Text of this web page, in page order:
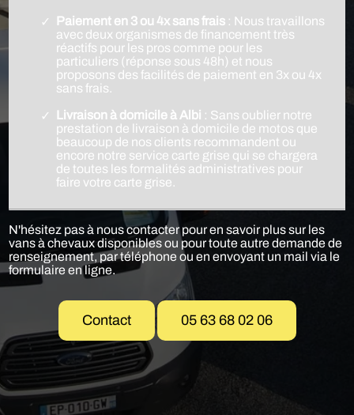
Paiement en 3 ou 4x sans frais : Nous travaillons
avec deux organismes de financement très
réactifs pour les pros comme pour les
particuliers (réponse sous 48h) et nous
proposons des facilités de paiement en 3x ou 4x
sans frais.
Livraison à domicile à Albi : Sans oublier notre
prestation de livraison à domicile de motos que
beaucoup de nos clients recommandent ou
encore notre service carte grise qui se chargera
de toutes les formalités administratives pour
faire votre carte grise.
N'hésitez pas à nous contacter pour en savoir plus sur les
vans à chevaux disponibles ou pour toute autre demande de
renseignement, par téléphone ou en envoyant un mail via le
formulaire en ligne.
Contact 05 63 68 02 06